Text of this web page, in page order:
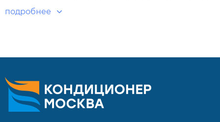
тепло, которое генерируется IT-оборудованием.
Система обеспечивает простое охлаждение и
отопление помещений с высотой потолков до 3,8 м без
подробнее